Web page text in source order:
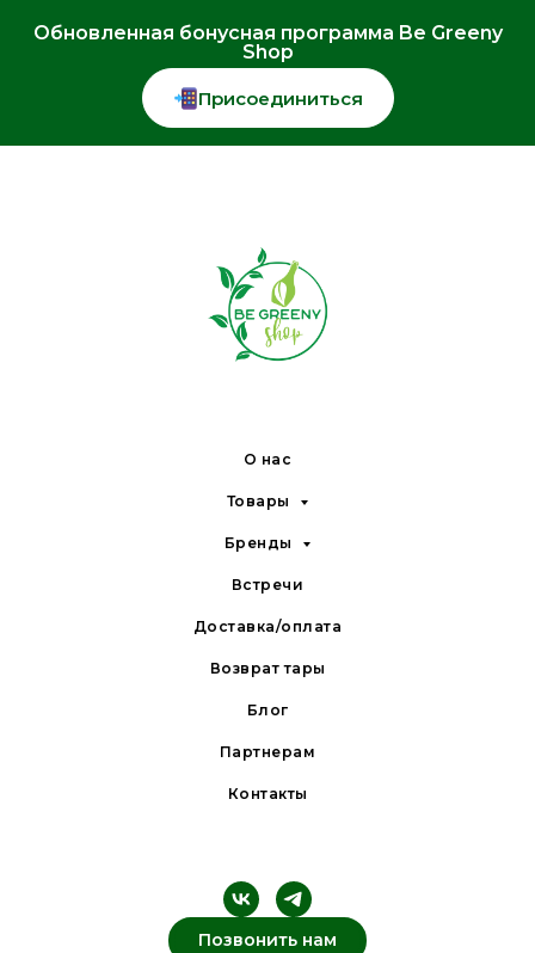
Обновленная бонусная программа Be Greeny
Shop
Присоединиться
О нас
Товары
Бренды
Встречи
Доставка/оплата
Возврат тары
Блог
Партнерам
Контакты
Позвонить нам